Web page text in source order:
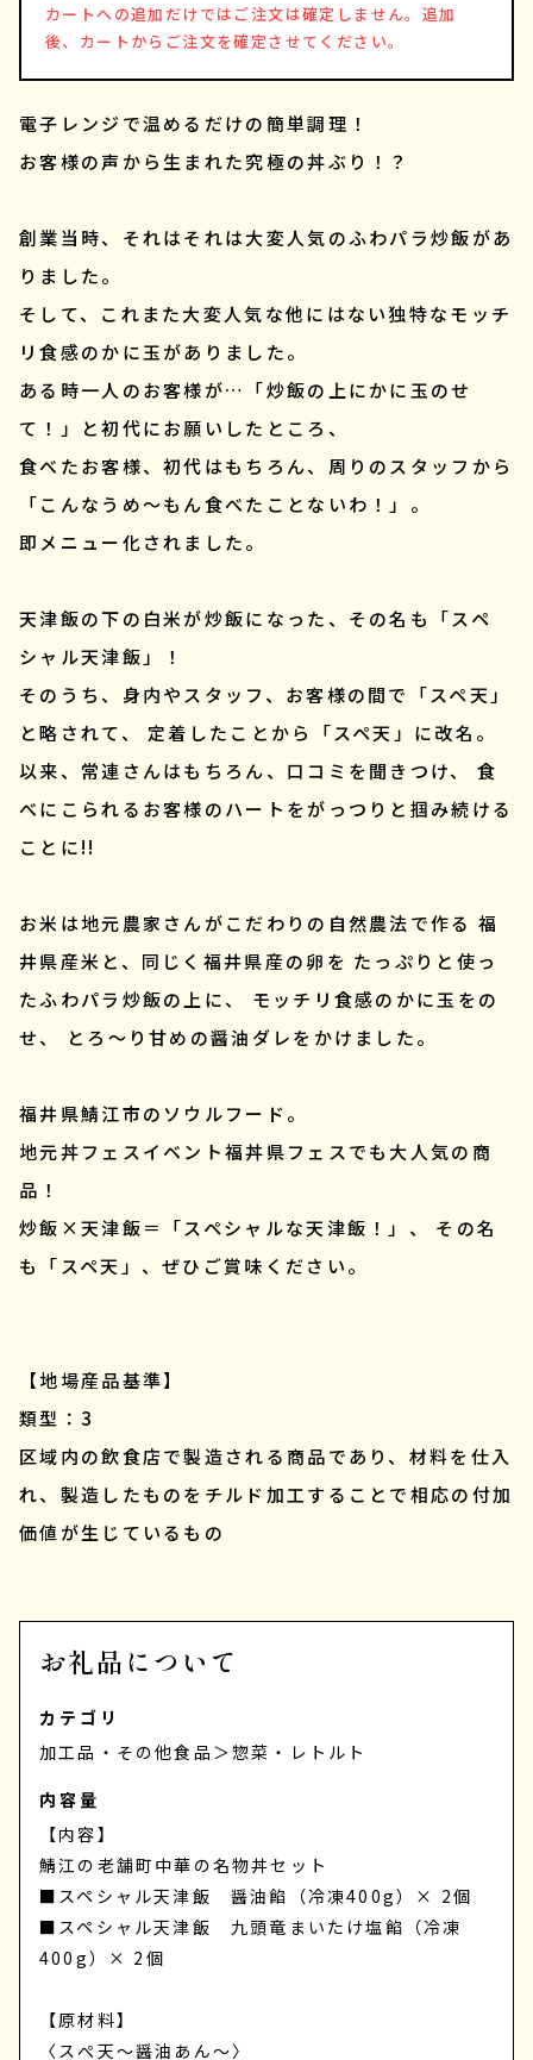
カートへの追加だけではご注文は確定しません。追加
後、カートからご注文を確定させてください。
電子レンジで温めるだけの簡単調理！
お客様の声から生まれた究極の丼ぶり！？
創業当時、それはそれは大変人気のふわパラ炒飯があ
りました。
そして、これまた大変人気な他にはない独特なモッチ
リ食感のかに玉がありました。
ある時一人のお客様が…「炒飯の上にかに玉のせ
て！」と初代にお願いしたところ、
食べたお客様、初代はもちろん、周りのスタッフから
「こんなうめ～もん食べたことないわ！」。
即メニュー化されました。
天津飯の下の白米が炒飯になった、その名も「スペ
シャル天津飯」！
そのうち、身内やスタッフ、お客様の間で「スペ天」
と略されて、 定着したことから「スペ天」に改名。
以来、常連さんはもちろん、口コミを聞きつけ、 食
べにこられるお客様のハートをがっつりと掴み続ける
ことに!!
お米は地元農家さんがこだわりの自然農法で作る 福
井県産米と、同じく福井県産の卵を たっぷりと使っ
たふわパラ炒飯の上に、 モッチリ食感のかに玉をの
せ、 とろ～り甘めの醤油ダレをかけました。
福井県鯖江市のソウルフード。
地元丼フェスイベント福丼県フェスでも大人気の商
品！
炒飯×天津飯＝「スペシャルな天津飯！」、 その名
も「スペ天」、ぜひご賞味ください。
【地場産品基準】
類型：3
区域内の飲食店で製造される商品であり、材料を仕入
れ、製造したものをチルド加工することで相応の付加
価値が生じているもの
お礼品について
カテゴリ
加工品・その他食品 ＞惣菜・レトルト
内容量
【内容】
鯖江の老舗町中華の名物丼セット
■スペシャル天津飯 醤油餡（冷凍400g）× 2個
■スペシャル天津飯 九頭竜まいたけ塩餡（冷凍
400g）× 2個
【原材料】
〈スぺ天～醤油あん～〉